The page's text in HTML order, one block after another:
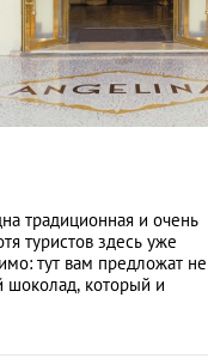
традиционная и очень
туристов здесь уже
тут вам предложат не
шоколад, который и